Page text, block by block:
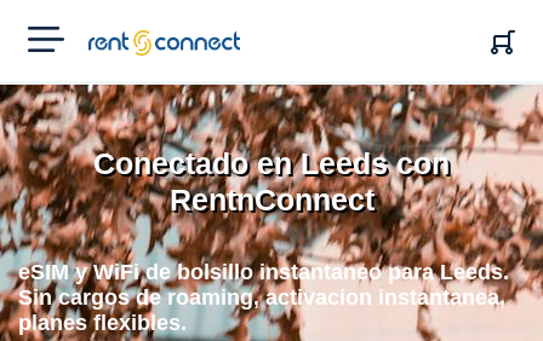
RENT'N
CONNECT
Conectado en Leeds con
RentnConnect
eSIM y WiFi de bolsillo instantaneo para Leeds.
Sin cargos de roaming, activacion instantanea,
planes flexibles.